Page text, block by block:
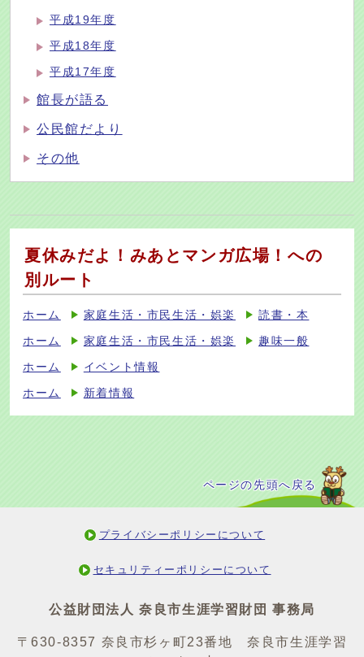
平成19年度
平成18年度
平成17年度
館長が語る
公民館だより
その他
夏休みだよ！みあとマンガ広場！への
別ルート
ホーム 家庭生活・市民生活・娯楽 読書・本
ホーム 家庭生活・市民生活・娯楽 趣味一般
ホーム イベント情報
ホーム 新着情報
ページの先頭へ戻る
プライバシーポリシーについて
セキュリティーポリシーについて
公益財団法人 奈良市生涯学習財団 事務局
〒630-8357 奈良市杉ヶ町23番地 奈良市生涯学習